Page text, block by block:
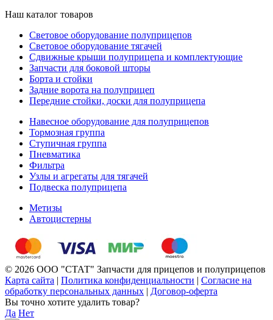
Наш каталог товаров
Световое оборудование полуприцепов
Световое оборудование тягачей
Сдвижные крыши полуприцепа и комплектующие
Запчасти для боковой шторы
Борта и стойки
Задние ворота на полуприцеп
Передние стойки, доски для полуприцепа
Навесное оборудование для полуприцепов
Тормозная группа
Ступичная группа
Пневматика
Фильтра
Узлы и агрегаты для тягачей
Подвеска полуприцепа
Метизы
Автоцистерны
© 2026 ООО "СТАТ" Запчасти для прицепов и полуприцепов
Карта сайта | Политика конфиденциальности | Согласие на
обработку персональных данных | Договор-оферта
Вы точно хотите удалить товар?
Да Нет